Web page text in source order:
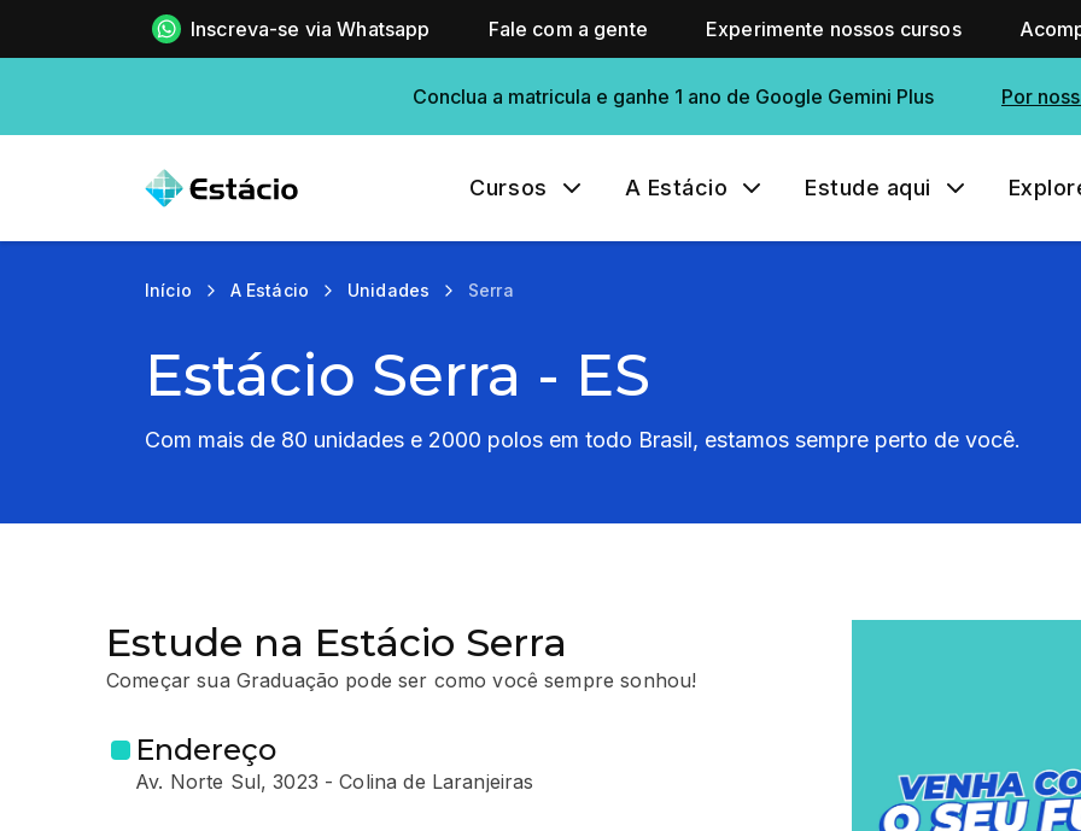
Inscreva-se via Whatsapp Fale com a gente Experimente nossos cursos
Conclua a matricula e ganhe 1 ano de Google Gemini Plus Por
Cursos A Estácio Estude aqui
Início A Estácio Unidades Serra
Estácio Serra - ES
Com mais de 80 unidades e 2000 polos em todo Brasil, estamos sempre perto de você.
Estude na Estácio Serra
Começar sua Graduação pode ser como você sempre sonhou!
Endereço
Av. Norte Sul, 3023 - Colina de Laranjeiras